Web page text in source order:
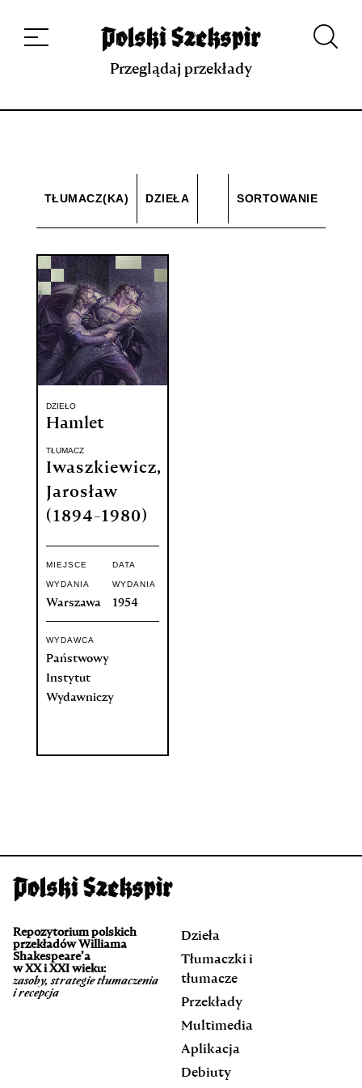
projekcie
Kontakt Indeks strony Aplikacja
Repozytorium XIX w.
Przeglądaj przekłady
TŁUMACZ(KA) DZIEŁA SORTOWANIE
DZIEŁO
Hamlet
TŁUMACZ
Iwaszkiewicz,
Jarosław
(1894-1980)
MIEJSCE
WYDANIA
Warszawa
DATA
WYDANIA
1954
WYDAWCA
Państwowy
Instytut
Wydawniczy
Repozytorium polskich
przekładów Williama
Shakespeare’a
w XX i XXI wieku:
zasoby, strategie tłumaczenia
i recepcja
Dzieła
Tłumaczki i
tłumacze
Przekłady
Multimedia
Aplikacja
Debiuty